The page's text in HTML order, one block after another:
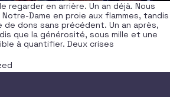
regarder en arrière. Un an déjà. Nous
Dame en proie aux flammes, tandis
de dons sans précédent. Un an après,
que la générosité, sous mille et une
à quantifier. Deux crises